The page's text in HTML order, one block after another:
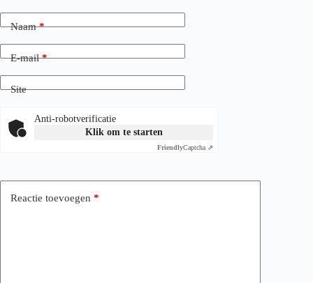
Naam*
E-mail*
Site
Anti-robotverificatie
Klik om te starten
FriendlyCaptcha ⇗
Reactie toevoegen *